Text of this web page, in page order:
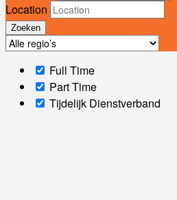
Location
Full Time
Part Time
Tijdelijk Dienstverband